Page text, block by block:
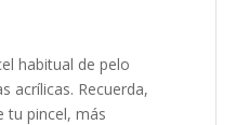
habitual de pelo
acrílicas. Recuerda,
tu pincel, más